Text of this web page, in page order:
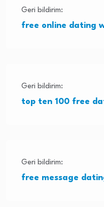
Geri bildirim:
free online dating
Geri bildirim:
top ten 100 free
Geri bildirim:
free message